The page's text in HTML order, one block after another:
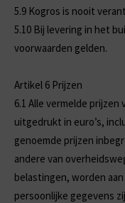
5.9 Kogros is nooit
5.10 Bij levering in het
voorwaarden gelden.
Artikel 6 Prijzen
6.1 Alle vermelde prijzen
uitgedrukt in euro’s,
genoemde prijzen
andere van
belastingen, worden
persoonlijke gegevens